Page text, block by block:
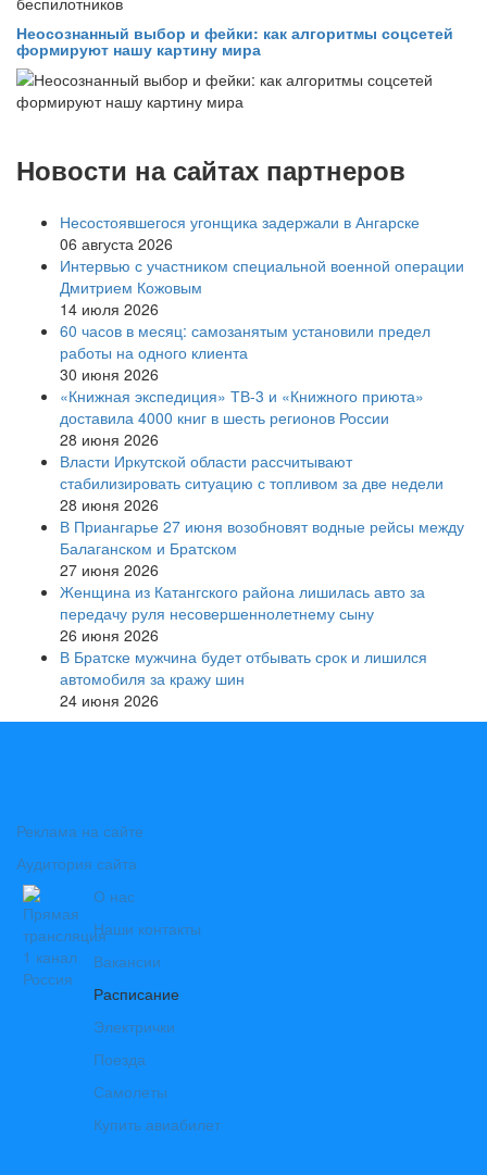
Неосознанный выбор и фейки: как алгоритмы соцсетей
формируют нашу картину мира
Новости на сайтах партнеров
Несостоявшегося угонщика задержали в Ангарске
06 августа 2026
Интервью с участником специальной военной операции
Дмитрием Кожовым
14 июля 2026
60 часов в месяц: самозанятым установили предел
работы на одного клиента
30 июня 2026
«Книжная экспедиция» ТВ-3 и «Книжного приюта»
доставила 4000 книг в шесть регионов России
28 июня 2026
Власти Иркутской области рассчитывают
стабилизировать ситуацию с топливом за две недели
28 июня 2026
В Приангарье 27 июня возобновят водные рейсы между
Балаганском и Братском
27 июня 2026
Женщина из Катангского района лишилась авто за
передачу руля несовершеннолетнему сыну
26 июня 2026
В Братске мужчина будет отбывать срок и лишился
автомобиля за кражу шин
24 июня 2026
Реклама на сайте
Аудитория сайта
О нас
Наши контакты
Вакансии
Расписание
Электрички
Поезда
Самолеты
Купить авиабилет